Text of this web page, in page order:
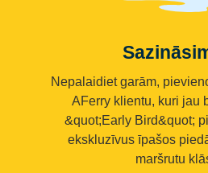
Nepalaidiet garām,
AFerry klientu, kuri jau
&quot;Early Bird&quot;
ekskluzīvus īpašos
maršrutu